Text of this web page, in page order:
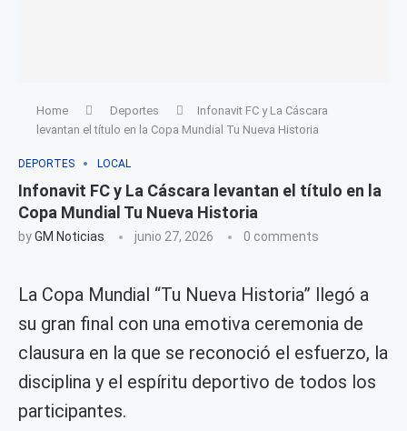
Home Deportes
Infonavit FC y La Cáscara
levantan el título en la Copa Mundial Tu Nueva Historia
DEPORTES LOCAL
Infonavit FC y La Cáscara levantan el título en la
Copa Mundial Tu Nueva Historia
byGM Noticias junio 27, 2026 0 comments
La Copa Mundial “Tu Nueva Historia” llegó a
su gran final con una emotiva ceremonia de
clausura en la que se reconoció el esfuerzo, la
disciplina y el espíritu deportivo de todos los
participantes.